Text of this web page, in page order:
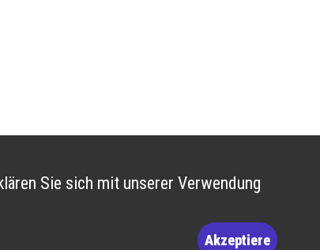
Sie sich mit unserer Verwendung
Akzeptiere